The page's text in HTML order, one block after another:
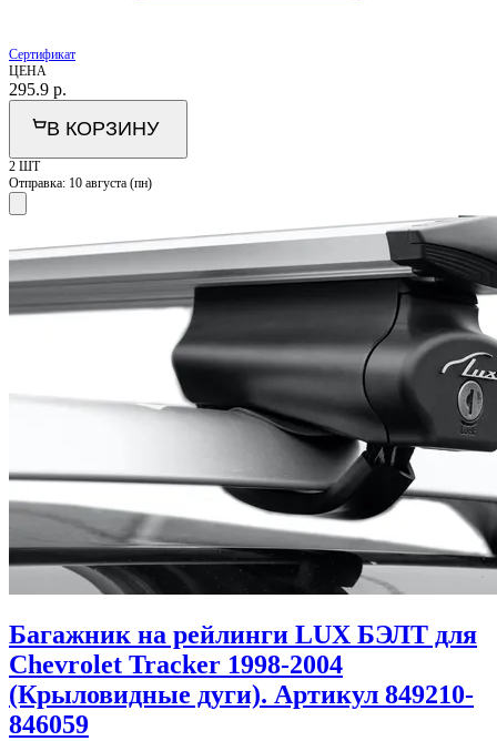
Сертификат
ЦЕНА
295.9 р.
В КОРЗИНУ
2 ШТ
Отправка: 10 августа (пн)
Багажник на рейлинги LUX БЭЛТ для
Chevrolet Tracker 1998-2004
(Крыловидные дуги). Артикул 849210-
846059